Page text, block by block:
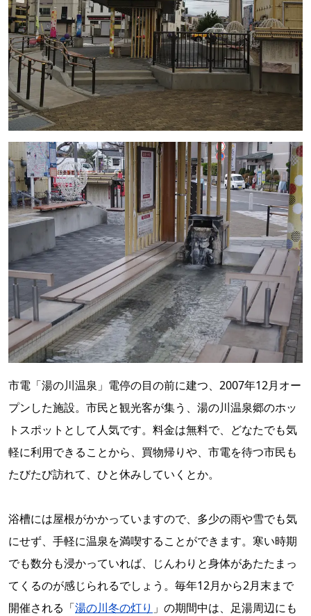
市電「湯の川温泉」電停の目の前に建つ、2007年12月オー
プンした施設。市民と観光客が集う、湯の川温泉郷のホッ
トスポットとして人気です。料金は無料で、どなたでも気
軽に利用できることから、買物帰りや、市電を待つ市民も
たびたび訪れて、ひと休みしていくとか。
浴槽には屋根がかかっていますので、多少の雨や雪でも気
にせず、手軽に温泉を満喫することができます。寒い時期
でも数分も浸かっていれば、じんわりと身体があたたまっ
てくるのが感じられるでしょう。毎年12月から2月末まで
開催される「湯の川冬の灯り 」の期間中は、足湯周辺にも